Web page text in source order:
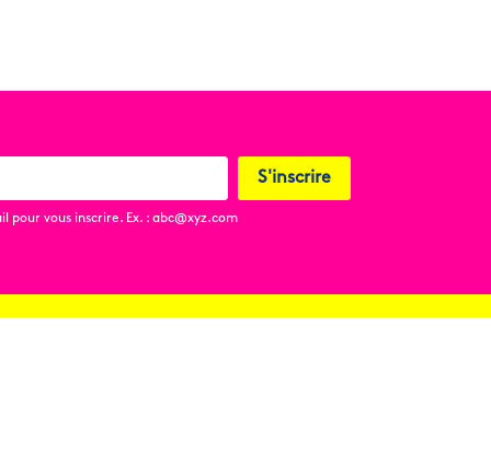
pour vous inscrire. Ex. : abc@xyz.com
S'inscrire